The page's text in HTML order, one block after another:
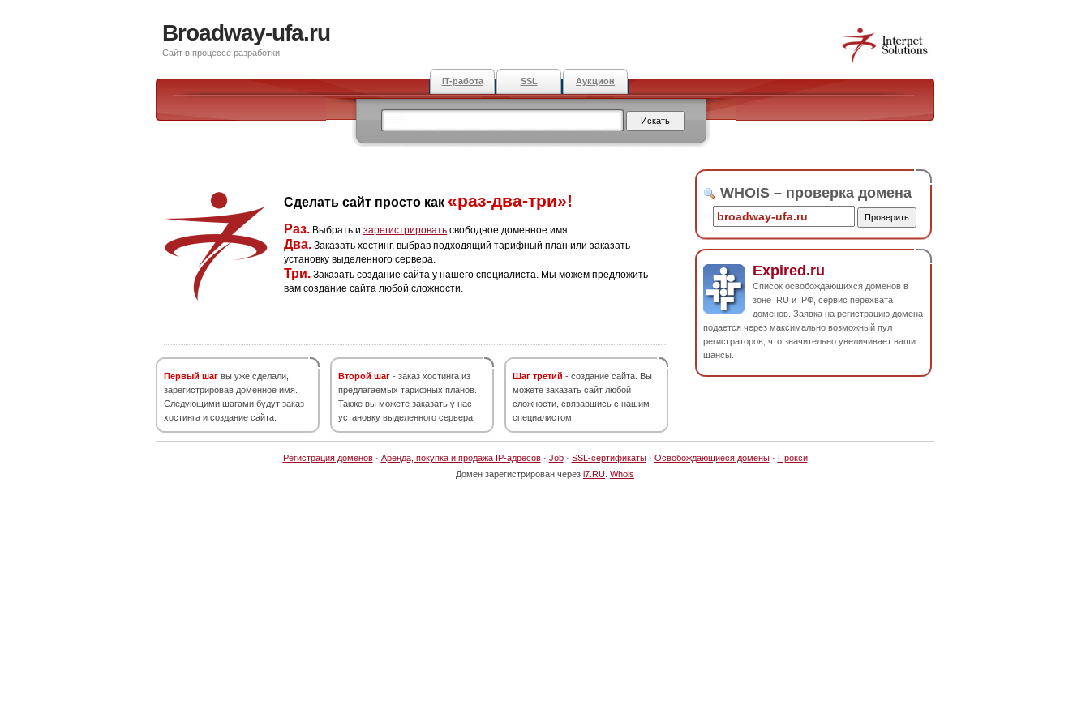
Broadway-ufa.ru
Сайт в процессе разработки
IT-работа SSL Аукцион
Сделать сайт просто как «раз-два-три»!
Раз. Выбрать и зарегистрировать свободное доменное имя.
Два. Заказать хостинг, выбрав подходящий тарифный план или заказать
установку выделенного сервера.
Три. Заказать создание сайта у нашего специалиста. Мы можем предложить
вам создание сайта любой сложности.
Первый шаг вы уже сделали,
зарегистрировав доменное имя.
Следующими шагами будут заказ
хостинга и создание сайта.
Второй шаг - заказ хостинга из
предлагаемых тарифных планов.
Также вы можете заказать у нас
установку выделенного сервера.
Шаг третий - создание сайта. Вы
можете заказать сайт любой
сложности, связавшись с нашим
специалистом.
WHOIS – проверка домена
Expired.ru
Список освобождающихся доменов в
зоне .RU и .РФ, сервис перехвата
доменов. Заявка на регистрацию домена
подается через максимально возможный пул
регистраторов, что значительно увеличивает ваши
шансы.
Регистрация доменов· Аренда, покупка и продажа IP-адресов· Job· SSL-сертификаты· Освобождающиеся домены· Прокси
Домен зарегистрирован через i7.RU Whois